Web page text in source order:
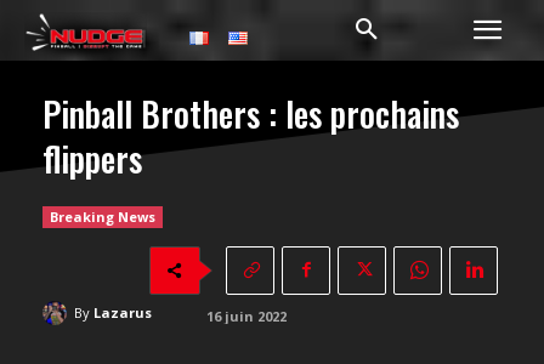
Pinball Brothers : les prochains
flippers
Breaking News
By Lazarus 16 juin 2022